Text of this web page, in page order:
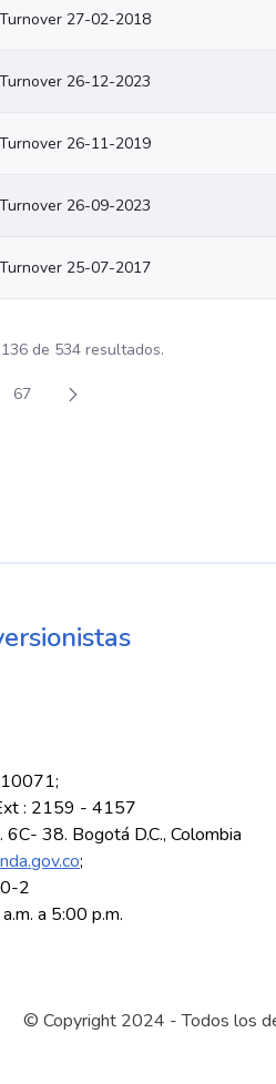
Turnover 27-02-2018
Turnover 26-12-2023
Turnover 26-11-2019
Turnover 26-09-2023
Turnover 25-07-2017
de 534 resultados.
desplazarse.
intermedias Use TAB para
Página
67
: 2159 - 4157
38. Bogotá D.C., Colombia
;
2
a 5:00 p.m.
© Copyright 2024 - Todos los